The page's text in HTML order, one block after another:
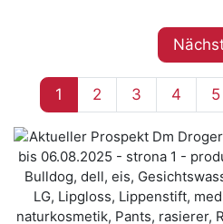
1 2 3 4 5